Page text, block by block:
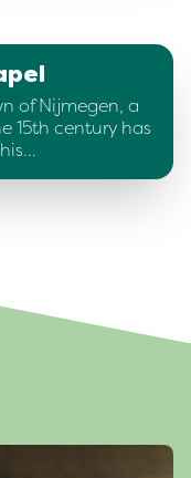
of Nijmegen, a
15th century has